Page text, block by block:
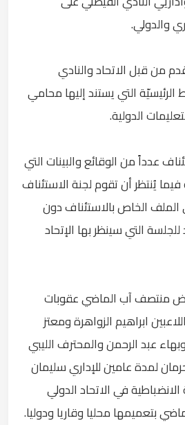
والدولي.
من قبل الاتحاد والنادي
التي يستند إليها محامي
الدولية.
عدداً من الوقائع والبينات التي
فيما يُنتظر أن تقوم لجنة الاستئناف
الملف الخاص بالاستئناف دون
التي سينظر بها الإتحاد
منتصف آب الماضي عقوبات
ابراهيم الزواهرة ومعتز
عبد الرحمن والمحترف الليبي
لمدة عامين للإداري سليمان
في الاتحاد الدولي
بتعميمها محليا وقاريا ودوليا.